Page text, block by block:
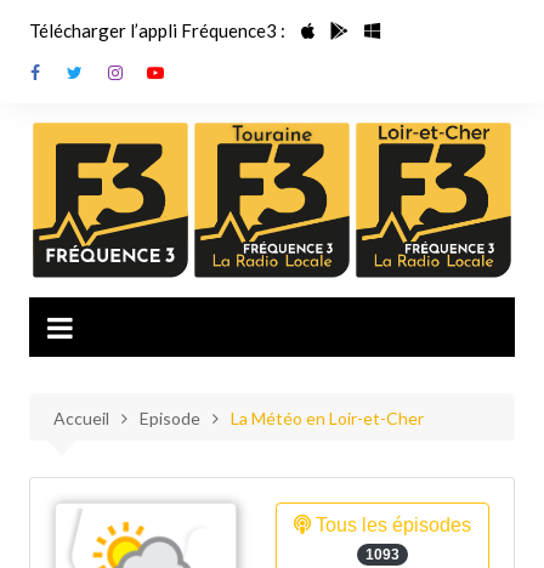
contenu
Télécharger l’appli Fréquence3 :
Accueil Episode La Météo en Loir-et-Cher
Tous les épisodes
1093